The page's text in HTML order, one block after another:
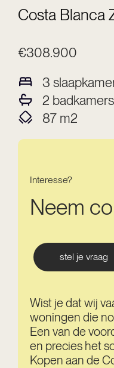
Costa Blanca
€308.900
3
2 badkamers
87 m2
Interesse?
Neem
stel je vraag
Wist je dat wij
woningen die
Een van de
en precies het
Kopen aan de